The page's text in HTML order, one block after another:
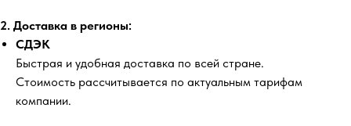
2. Доставка в регионы:
СДЭК
Быстрая и удобная доставка по всей стране.
Стоимость рассчитывается по актуальным тарифам
компании.